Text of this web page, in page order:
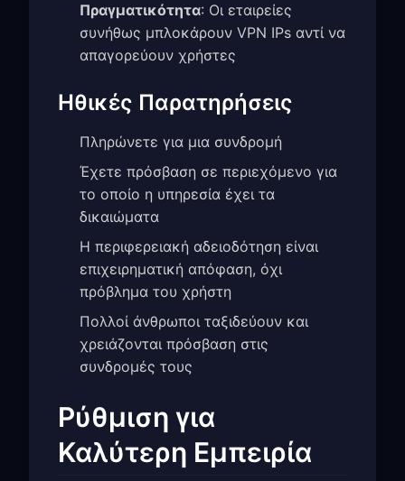
Πραγματικότητα: Οι εταιρείες
συνήθως μπλοκάρουν VPN IPs αντί να
απαγορεύουν χρήστες
Ηθικές Παρατηρήσεις
Πληρώνετε για μια συνδρομή
Έχετε πρόσβαση σε περιεχόμενο για
το οποίο η υπηρεσία έχει τα
δικαιώματα
Η περιφερειακή αδειοδότηση είναι
επιχειρηματική απόφαση, όχι
πρόβλημα του χρήστη
Πολλοί άνθρωποι ταξιδεύουν και
χρειάζονται πρόσβαση στις
συνδρομές τους
Ρύθμιση για
Καλύτερη Εμπειρία